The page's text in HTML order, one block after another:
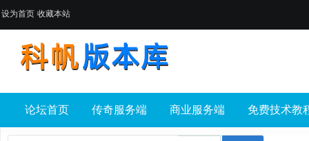
设为首页 收藏本站
论坛首页 传奇服务端 商业服务端 免费技术教